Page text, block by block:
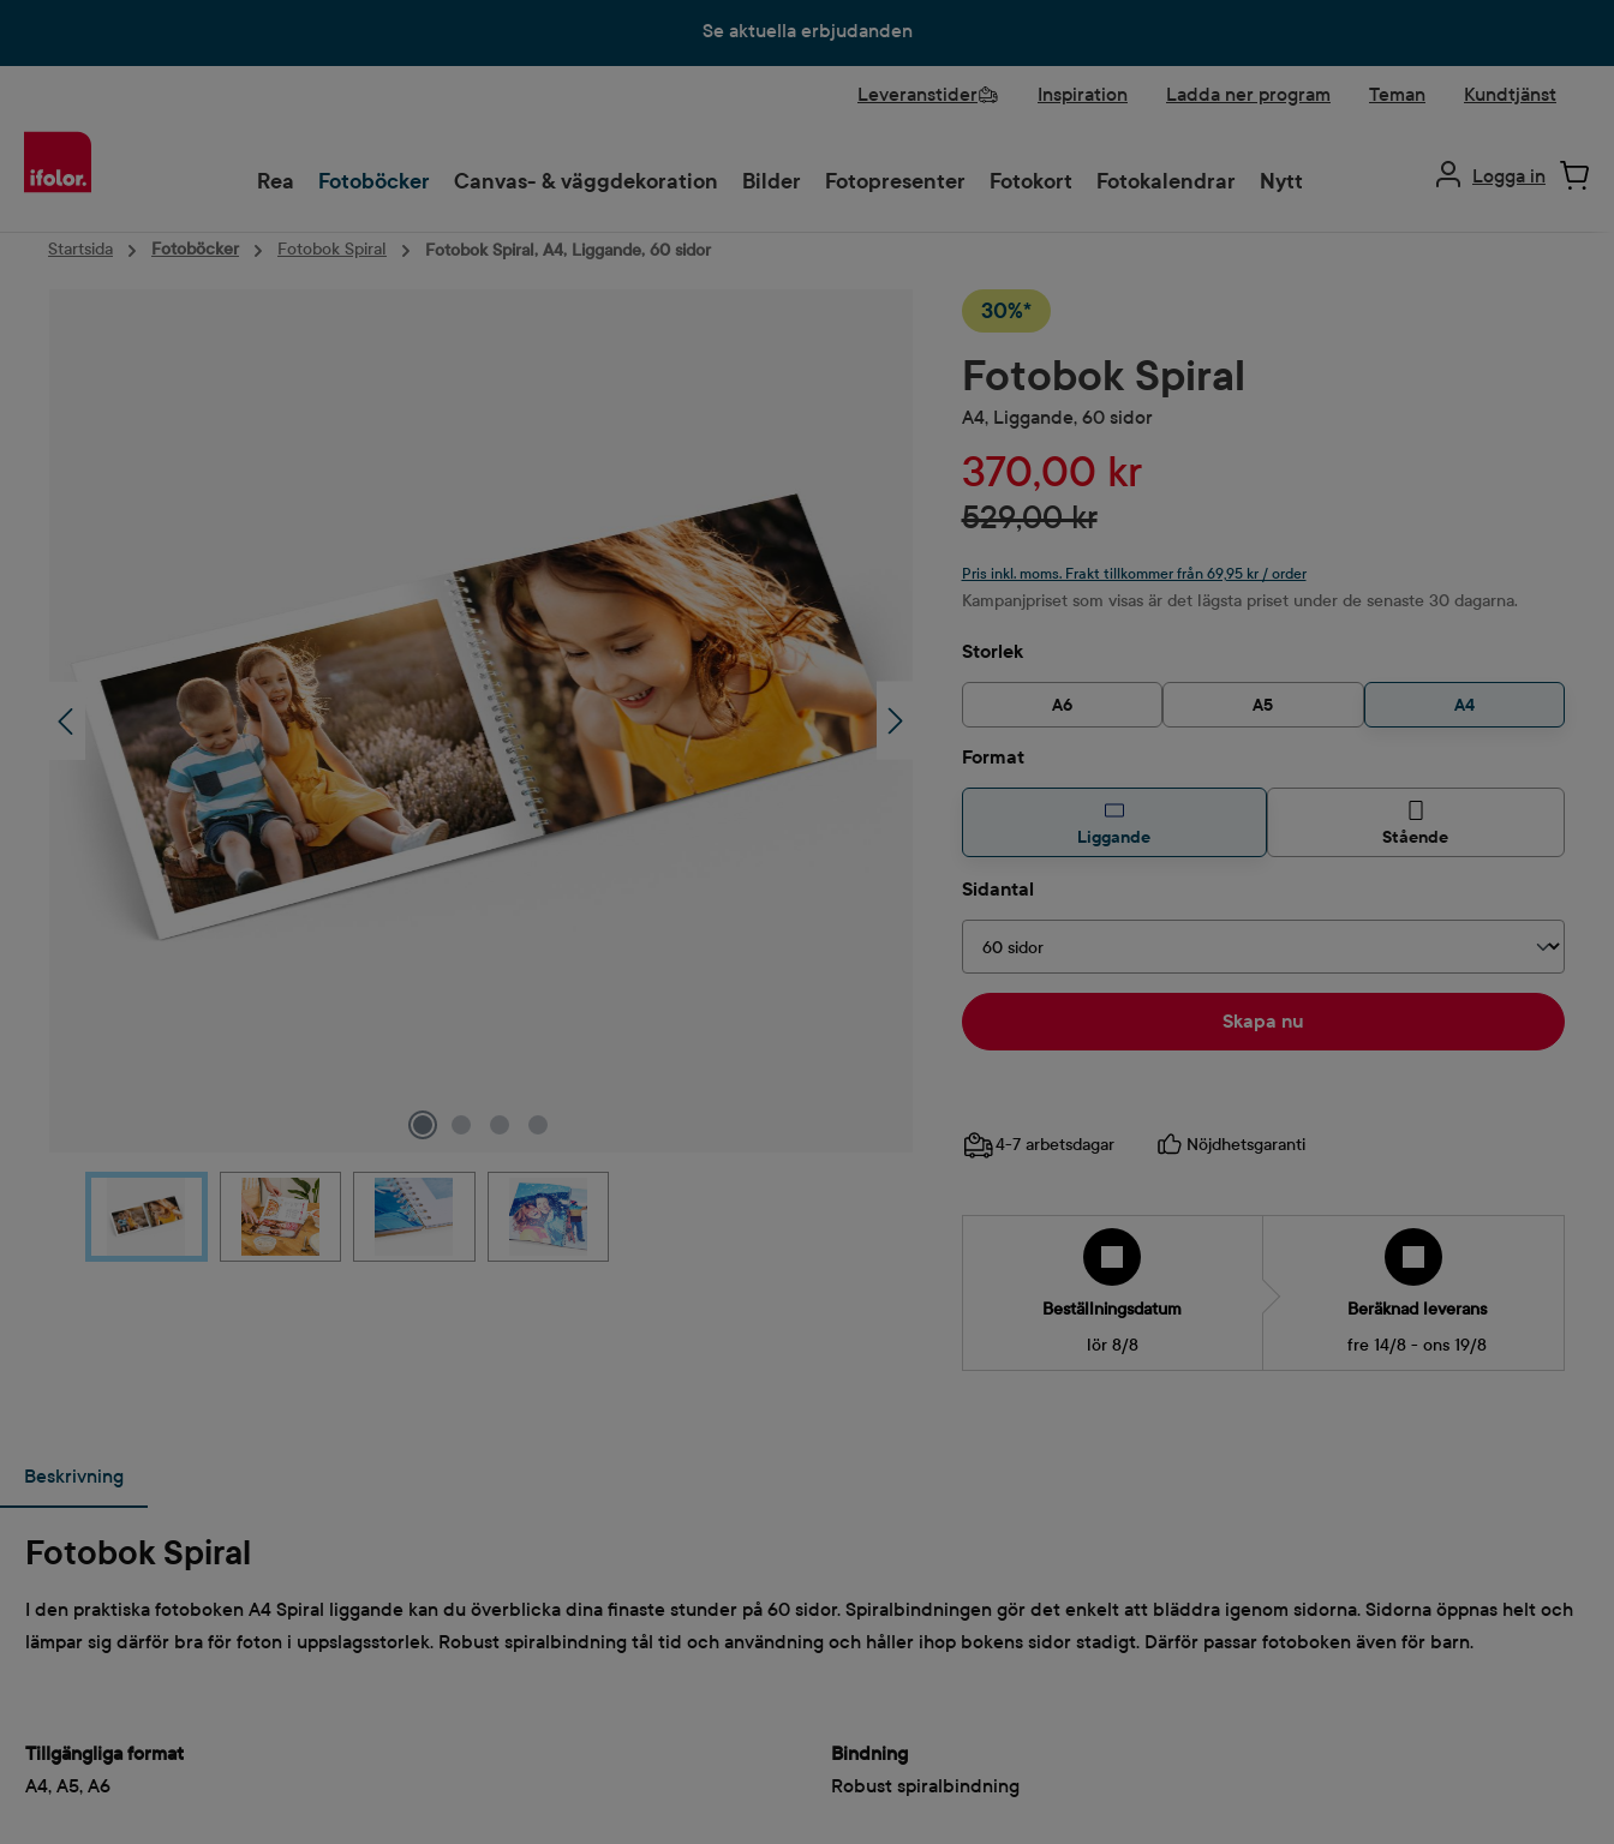
Se aktuella erbjudanden
Leveranstider Inspiration Ladda ner program Teman Kundtjänst
Rea Fotoböcker Canvas- & väggdekoration Bilder Fotopresenter Fotokort Fotokalendrar Nytt Logga in
Startsida Fotoböcker Fotobok Spiral Fotobok Spiral, A4, Liggande, 60 sidor
30%*
Fotobok Spiral
A4, Liggande, 60 sidor
370,00 kr
529,00 kr
Pris inkl. moms. Frakt tillkommer från 69,95 kr / order
Kampanjpriset som visas är det lägsta priset under de senaste 30 dagarna.
Välj
Storlek
A6 A5 A4
Välj
Format
Liggande Stående
Välj
Sidantal
Skapa nu
4-7 arbetsdagar Nöjdhetsgaranti
Beställningsdatum
lör 8/8
Beräknad leverans
fre 14/8 - ons 19/8
Beskrivning
Fotobok Spiral
I den praktiska fotoboken A4 Spiral liggande kan du överblicka dina finaste stunder på 60 sidor. Spiralbindningen gör det enkelt att bläddra igenom sidorna. Sidorna öppnas helt och
lämpar sig därför bra för foton i uppslagsstorlek. Robust spiralbindning tål tid och användning och håller ihop bokens sidor stadigt. Därför passar fotoboken även för barn.
Tillgängliga format
A4, A5, A6
Bindning
Robust spiralbindning